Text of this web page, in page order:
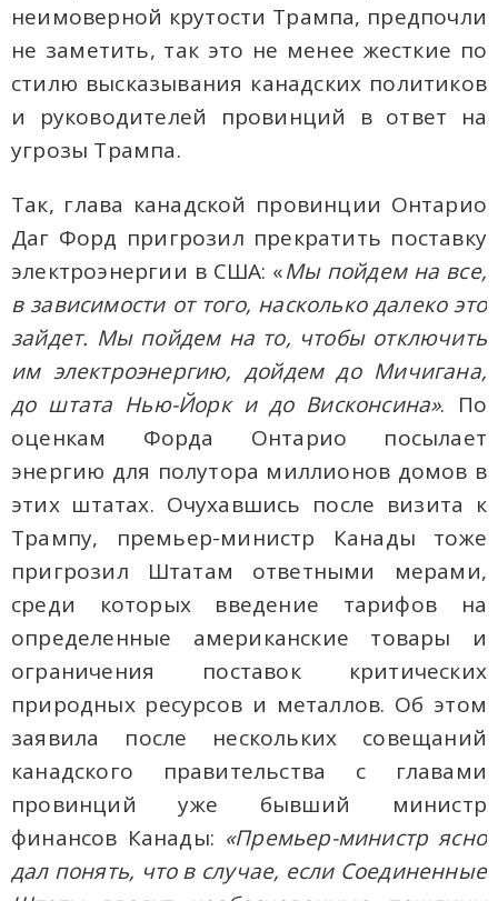
неимоверной крутости Трампа, предпочли
не заметить, так это не менее жесткие по
стилю высказывания канадских политиков
и руководителей провинций в ответ на
угрозы Трампа.
Так, глава канадской провинции Онтарио
Даг Форд пригрозил прекратить поставку
электроэнергии в США: «Мы пойдем на все,
в зависимости от того, насколько далеко это
зайдет. Мы пойдем на то, чтобы отключить
им электроэнергию, дойдем до Мичигана,
до штата Нью-Йорк и до Висконсина». По
оценкам Форда Онтарио посылает
энергию для полутора миллионов домов в
этих штатах. Очухавшись после визита к
Трампу, премьер-министр Канады тоже
пригрозил Штатам ответными мерами,
среди которых введение тарифов на
определенные американские товары и
ограничения поставок критических
природных ресурсов и металлов. Об этом
заявила после нескольких совещаний
канадского правительства с главами
провинций уже бывший министр
финансов Канады: «Премьер-министр ясно
дал понять, что в случае, если Соединенные